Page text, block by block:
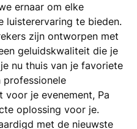
ernaar om elke
luisterervaring te bieden.
zijn ontworpen met
geluidskwaliteit die je
nu thuis van je favoriete
je evenement, Pa
oplossing voor je.
met de nieuwste